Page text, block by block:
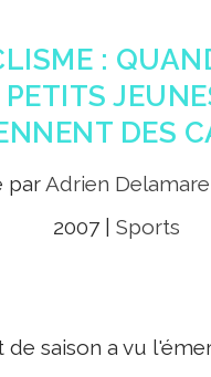
:
PETITS
DES
parAdrien Delamare
2007| Sports
de saison a vu